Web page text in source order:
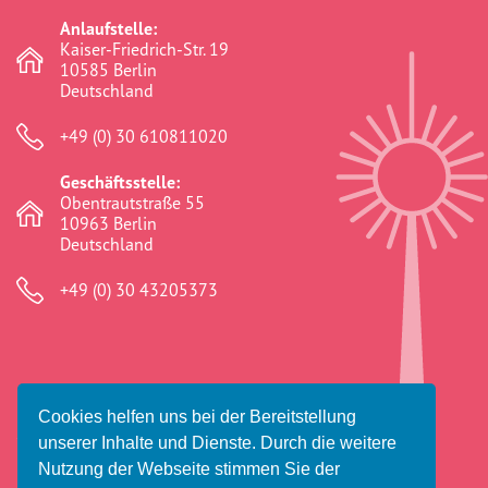
Cookies helfen uns bei der Bereitstellung
unserer Inhalte und Dienste. Durch die weitere
Nutzung der Webseite stimmen Sie der
Vorstand
Team
Standorte
Dachorganisationen
Bildungsangebote für
Leistungsbehörden und
Sozialberatungsstellen
Anlaufstelle:
Kaiser-Friedrich-Str. 19
10585 Berlin
Deutschland
+49 (0) 30 610811020
Geschäftsstelle:
Obentrautstraße 55
10963 Berlin
Deutschland
+49 (0) 30 43205373
© 2026 Amaro Foro e.V.
Impressum
Datenschutz Haftungsausschluss